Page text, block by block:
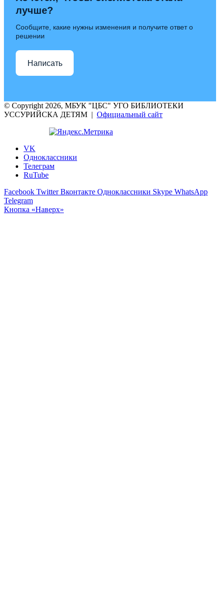
лучше?
Сообщите, какие нужны изменения и получите ответ о
решении
Написать
© Copyright 2026, МБУК "ЦБС" УГО БИБЛИОТЕКИ
УССУРИЙСКА ДЕТЯМ | Официальный сайт
VK
Одноклассники
Телеграм
RuTube
Facebook Twitter Вконтакте Одноклассники Skype WhatsApp
Telegram
Кнопка «Наверх»